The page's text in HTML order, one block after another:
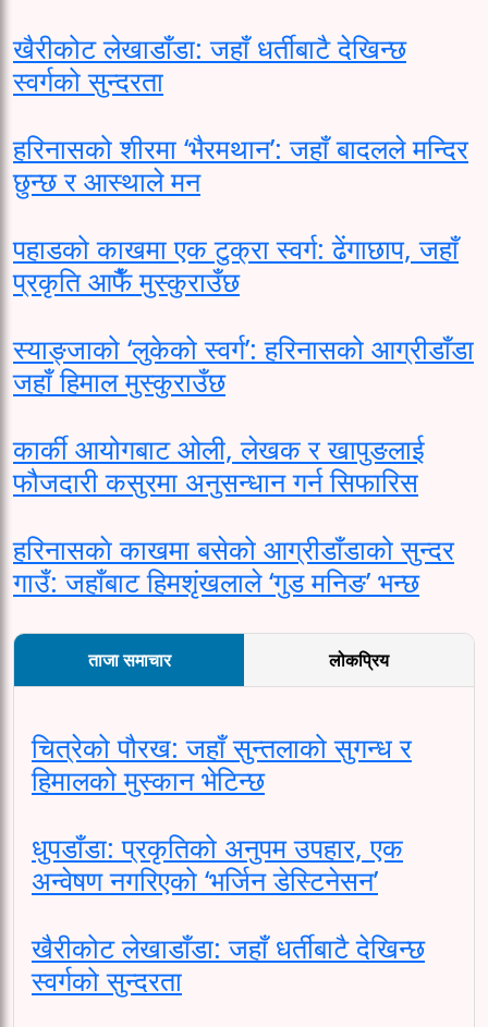
खैरीकोट लेखाडाँडा: जहाँ धर्तीबाटै देखिन्छ
स्वर्गको सुन्दरता
हरिनासको शीरमा ‘भैरमथान’: जहाँ बादलले मन्दिर
छुन्छ र आस्थाले मन
पहाडको काखमा एक टुक्रा स्वर्ग: ढेंगाछाप, जहाँ
प्रकृति आफैँ मुस्कुराउँछ
स्याङ्जाको ‘लुकेको स्वर्ग’: हरिनासको आग्रीडाँडा
जहाँ हिमाल मुस्कुराउँछ
कार्की आयोगबाट ओली, लेखक र खापुङलाई
फौजदारी कसुरमा अनुसन्धान गर्न सिफारिस
हरिनासकाे काखमा बसेको आग्रीडाँडाको सुन्दर
गाउँ: जहाँबाट हिमशृंखलाले ‘गुड मनिङ’ भन्छ
ताजा समाचार लोकप्रिय
चित्रेको पौरख: जहाँ सुन्तलाको सुगन्ध र
हिमालको मुस्कान भेटिन्छ
धुपडाँडा: प्रकृतिको अनुपम उपहार, एक
अन्वेषण नगरिएको ‘भर्जिन डेस्टिनेसन’
खैरीकोट लेखाडाँडा: जहाँ धर्तीबाटै देखिन्छ
स्वर्गको सुन्दरता